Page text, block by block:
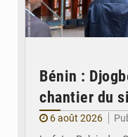
Bénin :
chantier du
6 août 2026